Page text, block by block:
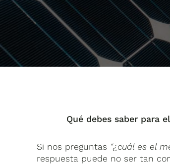
Qué debes saber para
Si nos preguntas “¿cuál es el
respuesta puede no ser tan